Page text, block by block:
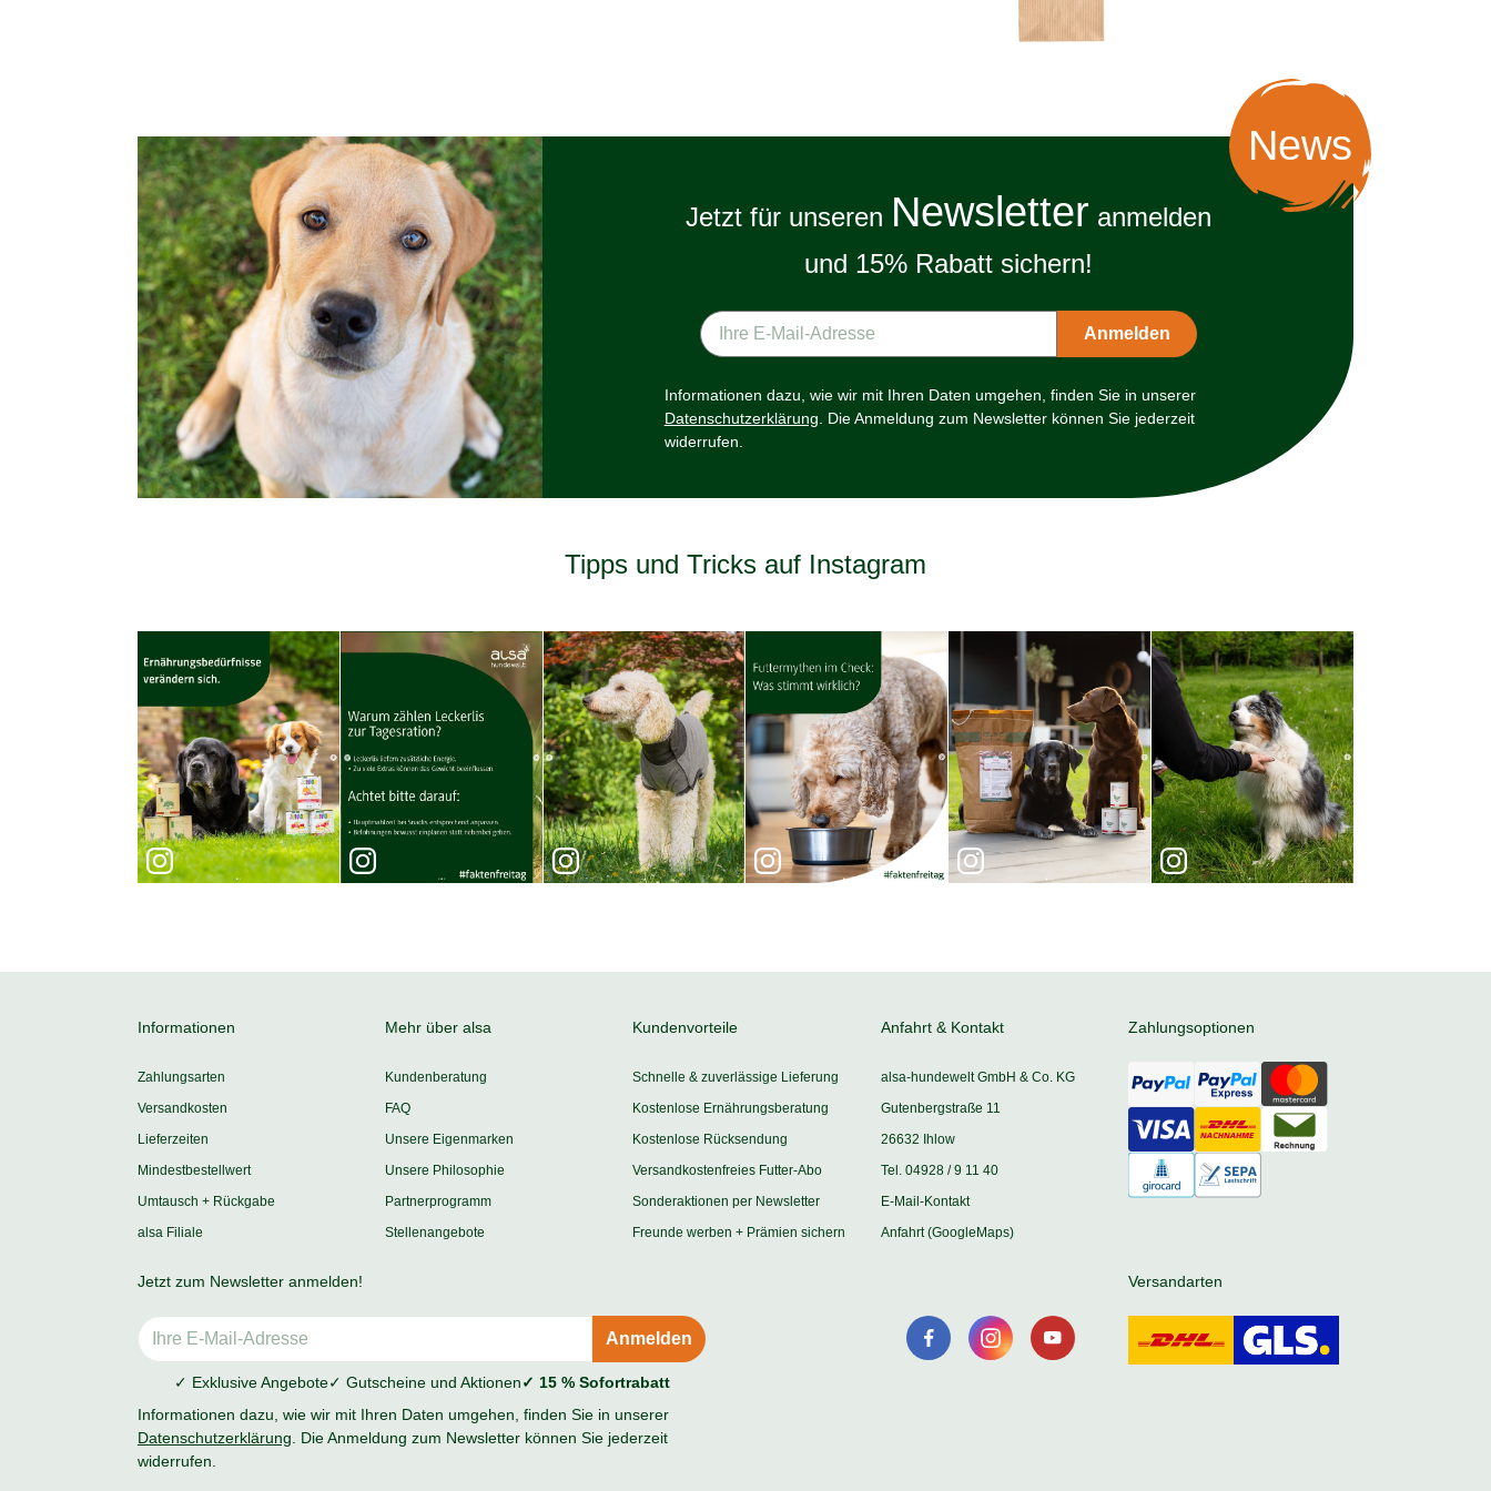
News
Jetzt für unseren Newsletter anmelden
und 15% Rabatt sichern!
Informationen dazu, wie wir mit Ihren Daten umgehen, finden Sie in unserer
Datenschutzerklärung . Die Anmeldung zum Newsletter können Sie jederzeit
widerrufen.
Tipps und Tricks auf Instagram
Informationen
Zahlungsarten
Versandkosten
Lieferzeiten
Mindestbestellwert
Umtausch + Rückgabe
alsa Filiale
Mehr über alsa
Kundenberatung
FAQ
Unsere Eigenmarken
Unsere Philosophie
Partnerprogramm
Stellenangebote
Kundenvorteile
Schnelle & zuverlässige Lieferung
Kostenlose Ernährungsberatung
Kostenlose Rücksendung
Versandkostenfreies Futter-Abo
Sonderaktionen per Newsletter
Freunde werben + Prämien sichern
Anfahrt & Kontakt
alsa-hundewelt GmbH & Co. KG
Gutenbergstraße 11
26632 Ihlow
Tel. 04928 / 9 11 40
E-Mail-Kontakt
Anfahrt (GoogleMaps)
Zahlungsoptionen
Versandarten
Jetzt zum Newsletter anmelden!
✓ Exklusive Angebote✓ Gutscheine und Aktionen✓ 15 % Sofortrabatt
Informationen dazu, wie wir mit Ihren Daten umgehen, finden Sie in unserer
Datenschutzerklärung . Die Anmeldung zum Newsletter können Sie jederzeit
widerrufen.